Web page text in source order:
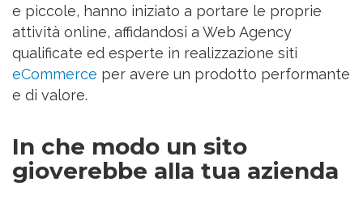
e piccole, hanno iniziato a portare le proprie
attività online, affidandosi a Web Agency
qualificate ed esperte in realizzazione siti
eCommerce per avere un prodotto performante
e di valore.
In che modo un sito
gioverebbe alla tua azienda